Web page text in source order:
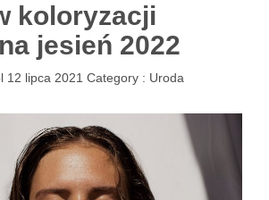
koloryzacji
jesień 2022
12 lipca 2021 Category : Uroda